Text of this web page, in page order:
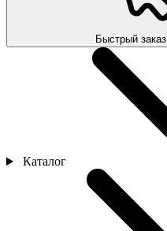
Быстрый заказ
Каталог